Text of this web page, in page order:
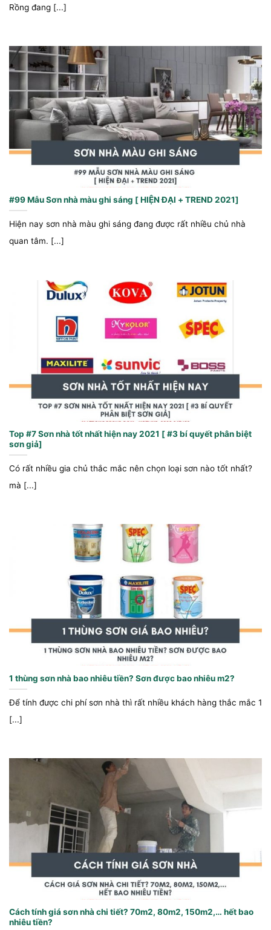
Rồng đang [...]
#99 Mẫu Sơn nhà màu ghi sáng [ HIỆN ĐẠI + TREND 2021]
Hiện nay sơn nhà màu ghi sáng đang được rất nhiều chủ nhà
quan tâm. [...]
Top #7 Sơn nhà tốt nhất hiện nay 2021 [ #3 bí quyết phân biệt
sơn giả]
Có rất nhiều gia chủ thắc mắc nên chọn loại sơn nào tốt nhất?
mà [...]
1 thùng sơn nhà bao nhiêu tiền? Sơn được bao nhiêu m2?
Để tính được chi phí sơn nhà thì rất nhiều khách hàng thắc mắc 1
[...]
Cách tính giá sơn nhà chi tiết? 70m2, 80m2, 150m2,… hết bao
nhiêu tiền?